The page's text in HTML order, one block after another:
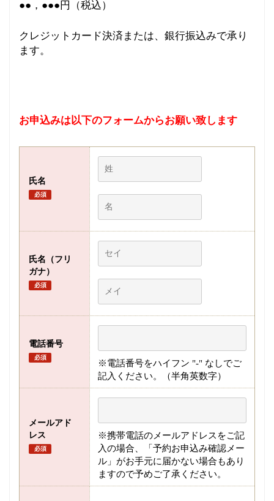
●●，●●●円（税込）
クレジットカード決済または、銀行振込みで承り
ます。
お申込みは以下のフォームからお願い致します
氏名
必須
氏名（フリ
ガナ）
必須
電話番号
必須
※電話番号をハイフン "-" なしでご
記入ください。（半角英数字）
メールアド
レス
必須
※携帯電話のメールアドレスをご記
入の場合、「予約お申込み確認メー
ル」がお手元に届かない場合もあり
ますので予めご了承ください。